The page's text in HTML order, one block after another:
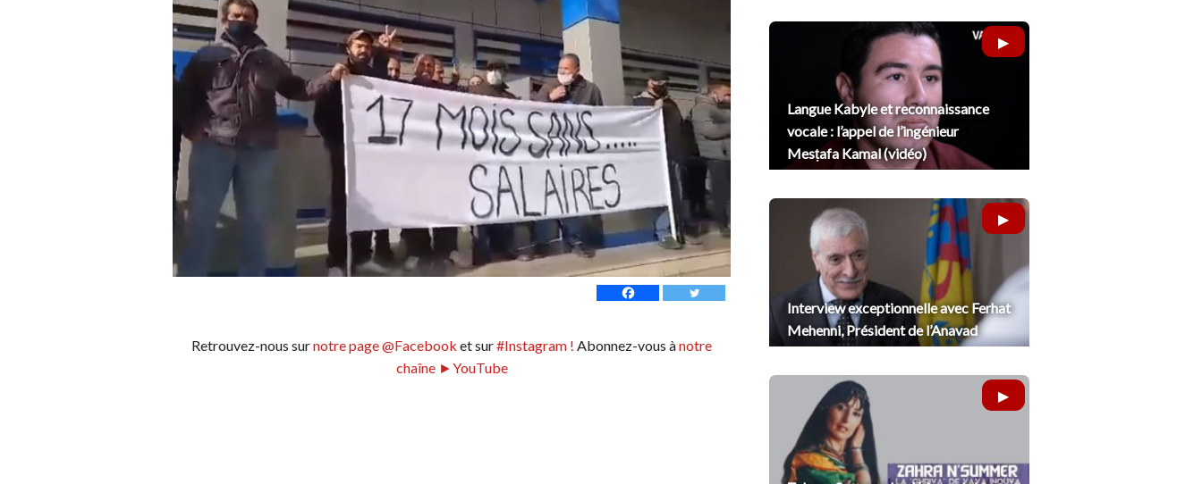
Retrouvez-nous surnotre page @Facebook et sur#Instagram ! Abonnez-vous ànotre
chaîne ►YouTube
Langue Kabyle et reconnaissance
vocale : l’appel de l’ingénieur
Mesṭafa Kamal (vidéo)
Interview exceptionnelle avec Ferhat
Mehenni, Président de l’Anavad